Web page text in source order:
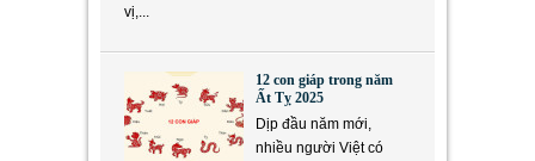
vị,...
12 con giáp trong năm
Ất Tỵ 2025
Dịp đầu năm mới,
nhiều người Việt có